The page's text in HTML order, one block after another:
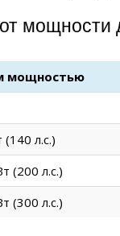
мощности
мощностью
л.с.)
(200 л.с.)
(300 л.с.)